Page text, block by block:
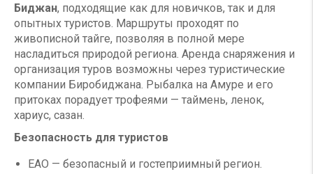
Биджан, подходящие как для новичков, так и для
опытных туристов. Маршруты проходят по
живописной тайге, позволяя в полной мере
насладиться природой региона. Аренда снаряжения и
организация туров возможны через туристические
компании Биробиджана. Рыбалка на Амуре и его
притоках порадует трофеями — таймень, ленок,
хариус, сазан.
Безопасность для туристов
ЕАО — безопасный и гостеприимный регион.